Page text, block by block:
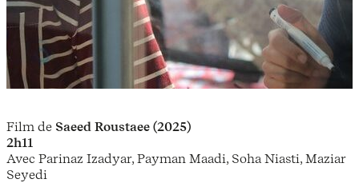
Film de Saeed Roustaee (2025)
2h11
Avec Parinaz Izadyar, Payman Maadi, Soha Niasti, Maziar
Seyedi